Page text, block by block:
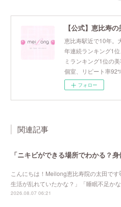
恵比寿駅近で10年。
年連続ランキング1
ミランキング1位の
個室、リピート率
フォロー
関連記事
こんにちは！Meilong恵比寿院の太田で
生活が乱れていたかな？」「睡眠不足か
2026.08.07 06:21